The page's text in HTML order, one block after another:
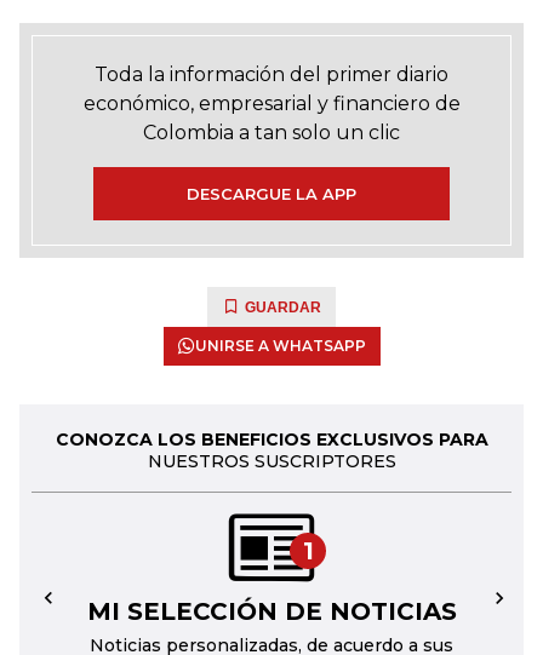
Toda la información del primer diario
económico, empresarial y financiero de
Colombia a tan solo un clic
DESCARGUE LA APP
GUARDAR
UNIRSE A WHATSAPP
CONOZCA LOS BENEFICIOS EXCLUSIVOS PARA
NUESTROS SUSCRIPTORES
1
MI SELECCIÓN DE NOTICIAS
Noticias personalizadas, de acuerdo a sus
← →